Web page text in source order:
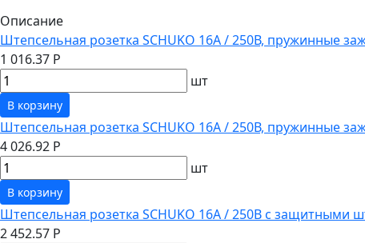
Описание
Штепсельная розетка SCHUKO 16А / 250В, пружинные
1 016.37 Р
шт
В корзину
Штепсельная розетка SCHUKO 16А / 250В, пружинные
4 026.92 Р
шт
В корзину
Штепсельная розетка SCHUKO 16А / 250В с
2 452.57 Р